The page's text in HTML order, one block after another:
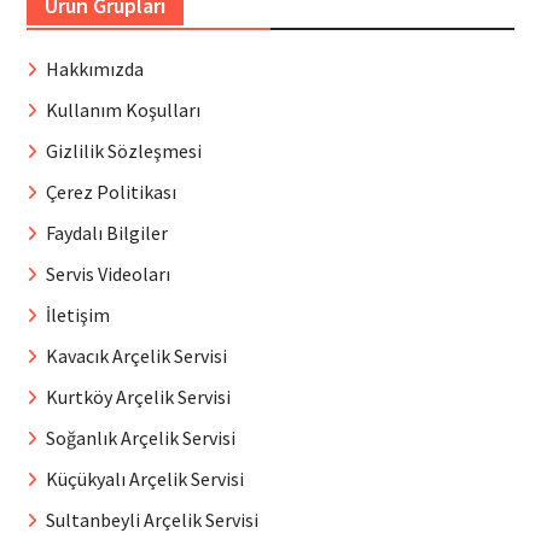
Hakkımızda
Kullanım Koşulları
Gizlilik Sözleşmesi
Çerez Politikası
Faydalı Bilgiler
Servis Videoları
İletişim
Kavacık Arçelik Servisi
Kurtköy Arçelik Servisi
Soğanlık Arçelik Servisi
Küçükyalı Arçelik Servisi
Sultanbeyli Arçelik Servisi